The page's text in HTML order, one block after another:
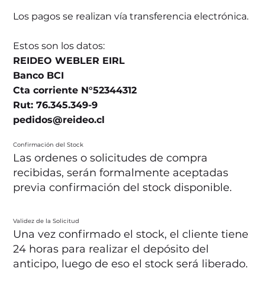
Los pagos se realizan vía transferencia electrónica.
Estos son los datos:
REIDEO WEBLER EIRL
Banco BCI
Cta corriente N°52344312
Rut: 76.345.349-9
pedidos@reideo.cl
Confirmación del Stock
Las ordenes o solicitudes de compra
recibidas, serán formalmente aceptadas
previa confirmación del stock disponible.
Validez de la Solicitud
Una vez confirmado el stock, el cliente tiene
24 horas para realizar el depósito del
anticipo, luego de eso el stock será liberado.